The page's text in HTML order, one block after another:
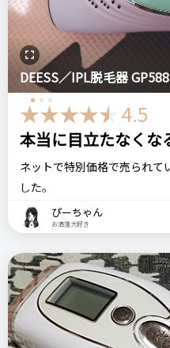
おすすめしない人
→肌の色が黒い方
比較したもの・こちらを選んだ理
他の家庭脱毛器より比較的リ
ができるため購入しました。
価格
9,439円
ファシズ Fasiz 冷感
＼ショッ
良いところ
・子供〜大人、男性まで使
・オートモードがあり、脱毛
までできる
悪いところ（残念）
・威力が強いほどパワーを貯
い少し時間がかかる
注意点
・モード、威力が適切である
おすすめする人・おすすめしない
・次の脱毛サロン予約日まで
ですので、目を痛めないよう
実際に使用をしてみた感想
は弱いということ。逆に言え
ません。デメリットとしては
果には時間がかかります。
毎日は当てられませんでした
ができました。
しました。
ですがVIOや腕、脚の比較的
がりましたが、効果として
んでした。
これには個人差があるかと思
ったという結果になりました
ぜひ、購入される参考になれ
DEESS／IPL脱毛器 GP588
4.5
本当に目立たなくな
ネットで特別価格で売られて
した。
カラーはライトグリーンで
重さは若干持った時に重いか
照射時の光が気になりますが
サングラスをかけて照射する
になります。サングラスも折
を取りません。
ぴーちゃん
お洒落大好き